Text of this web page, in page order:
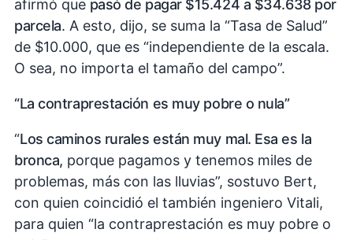
afirmó que pasó de pagar $15.424 a $34.638 por
parcela. A esto, dijo, se suma la “Tasa de Salud”
de $10.000, que es “independiente de la escala.
O sea, no importa el tamaño del campo”.
“La contraprestación es muy pobre o nula”
“Los caminos rurales están muy mal. Esa es la
bronca, porque pagamos y tenemos miles de
problemas, más con las lluvias”, sostuvo Bert,
con quien coincidió el también ingeniero Vitali,
para quien “la contraprestación es muy pobre o